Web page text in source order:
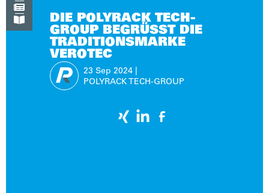


DIE POLYRACK TECH-
GROUP BEGRÜSST DIE T
RADITIONSMARKE V
EROTEC
23 Sep 2024
POLYRACK TECH-GROUP